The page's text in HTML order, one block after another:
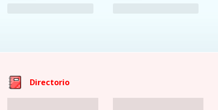
Directorio